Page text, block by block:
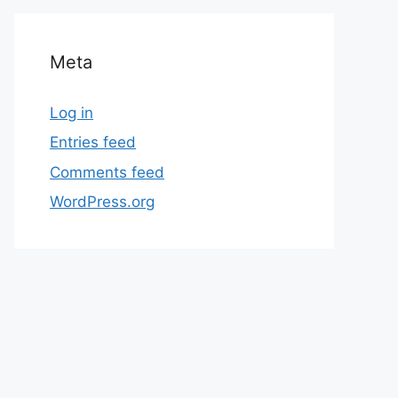
Meta
Log in
Entries feed
Comments feed
WordPress.org